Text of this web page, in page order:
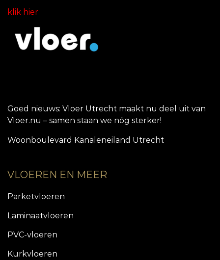
klik hier
Goed nieuws: Vloer Utrecht maakt nu deel uit van
Vloer.nu – samen staan we nóg sterker!
Woonboulevard Kanaleneiland Utrecht
VLOEREN EN MEER
Parketvloeren
Laminaatvloeren
PVC-vloeren
Kurkvloeren